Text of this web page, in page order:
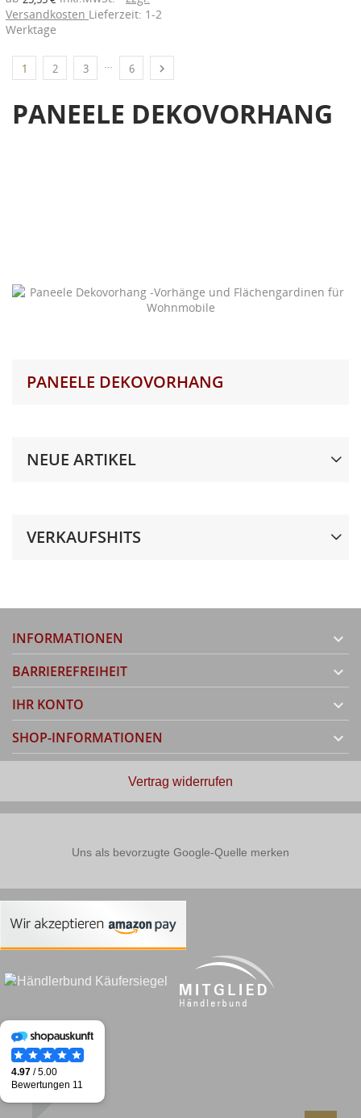
PANEELE DEKOVORHANG
NEUE ARTIKEL
VERKAUFSHITS
Versandkosten Lieferzeit: 1-2
Werktage
1 2 3 … 6 
PANEELE DEKOVORHANG
INFORMATIONEN 
BARRIEREFREIHEIT 
IHR KONTO 
SHOP-INFORMATIONEN 
Vertrag widerrufen
Uns als bevorzugte Google-Quelle merken